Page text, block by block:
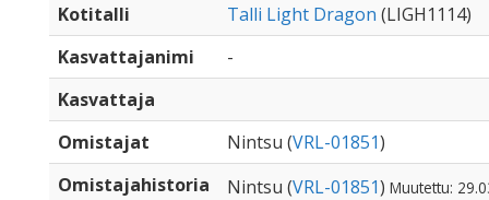
Kotitalli
Talli Light Dragon (LIGH1114)
Kasvattajanimi
-
Kasvattaja
Omistajat
Nintsu (VRL-01851)
Omistajahistoria
Nintsu (VRL-01851) Muutettu: